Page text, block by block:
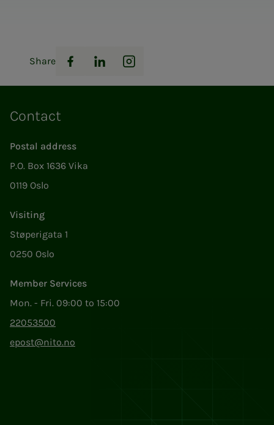
Share
Facebook
LinkedInInstagram
Contact
Postal address
P.O. Box 1636 Vika
0119 Oslo
Visiting
Støperigata 1
0250 Oslo
Member Services
Mon. - Fri. 09:00 to 15:00
22053500
epost@nito.no